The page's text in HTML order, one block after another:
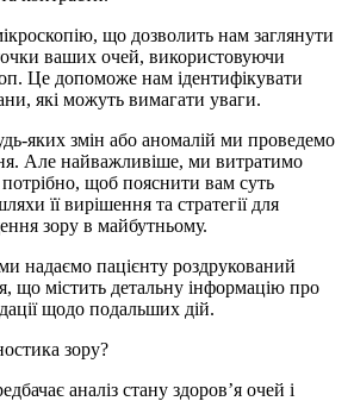
що дозволить нам заглянути
ваших очей, використовуючи
Це допоможе нам ідентифікувати
які можуть вимагати уваги.
яких змін або аномалій ми проведемо
Але найважливіше, ми витратимо
потрібно, щоб пояснити вам суть
її вирішення та стратегії для
зору в майбутньому.
надаємо пацієнту роздрукований
що містить детальну інформацію про
щодо подальших дій.
зору?
аналіз стану здоров’я очей і